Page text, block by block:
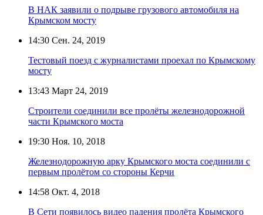
В НАК заявили о подрыве грузового автомобиля на
Крымском мосту
14:30 Сен. 24, 2019
Тестовый поезд с журналистами проехал по Крымскому
мосту
13:43 Март 24, 2019
Строители соединили все пролёты железнодорожной
части Крымского моста
19:30 Ноя. 10, 2018
Железнодорожную арку Крымского моста соединили с
первым пролётом со стороны Керчи
14:58 Окт. 4, 2018
В Сети появилось видео падения пролёта Крымского